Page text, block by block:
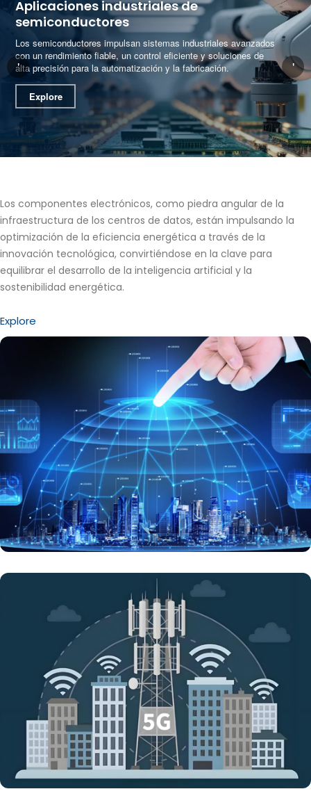
Aplicaciones industriales de
semiconductores
Los semiconductores impulsan sistemas industriales avanzados
con un rendimiento fiable, un control eficiente y soluciones de
alta precisión para la automatización y la fabricación.
Explore
' '
Los componentes electrónicos, como piedra angular de la
infraestructura de los centros de datos, están impulsando la
optimización de la eficiencia energética a través de la
innovación tecnológica, convirtiéndose en la clave para
equilibrar el desarrollo de la inteligencia artificial y la
sostenibilidad energética.
Explore